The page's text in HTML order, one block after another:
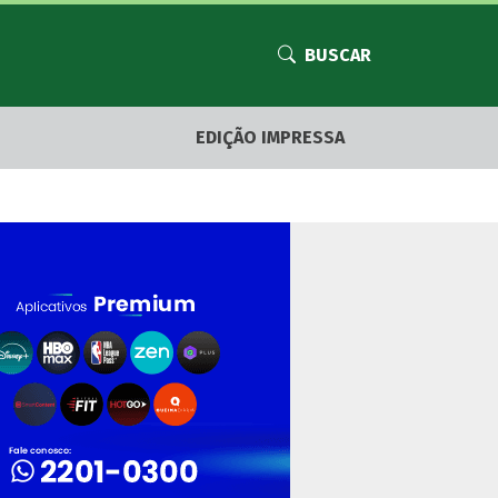
BUSCAR
EDIÇÃO IMPRESSA